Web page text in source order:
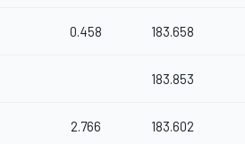
0.458 183.658
183.853
2.766 183.602